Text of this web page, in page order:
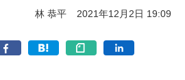
林 恭平 2021年12月2日 19:09